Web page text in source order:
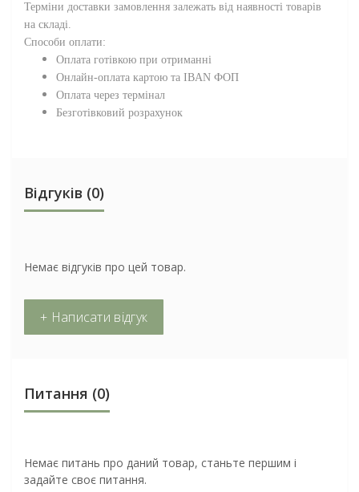
Терміни доставки замовлення залежать від наявності товарів
на складі.
Способи оплати:
Оплата готівкою при отриманні
Онлайн-оплата картою та IBAN ФОП
Оплата через термінал
Безготівковий розрахунок
Відгуків (0)
Немає відгуків про цей товар.
+ Написати відгук
Питання (0)
Немає питань про даний товар, станьте першим і
задайте своє питання.